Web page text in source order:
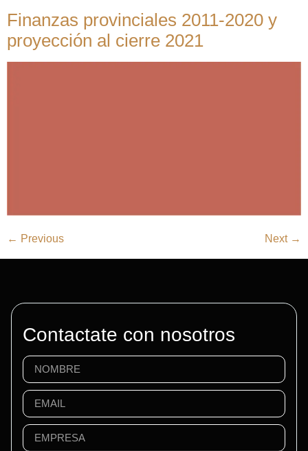
Finanzas provinciales 2011-2020 y
proyección al cierre 2021
← Previous Next →
Contactate con nosotros